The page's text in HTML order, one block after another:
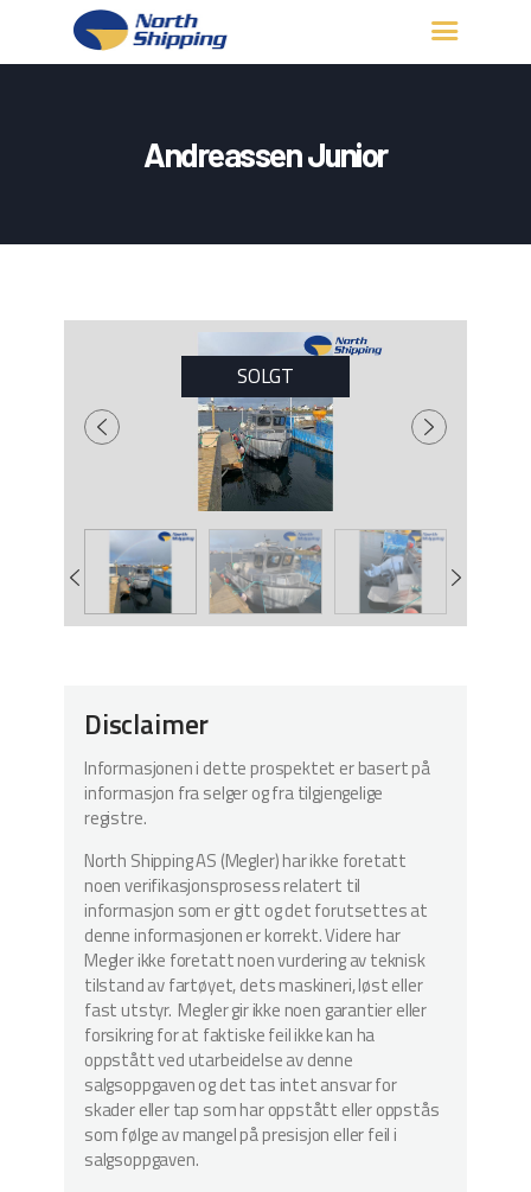
Andreassen Junior
OM OSS
KONTAKT OSS
SOLGT
Disclaimer
Informasjonen i dette prospektet er basert på
informasjon fra selger og fra tilgjengelige
registre.
North Shipping AS (Megler) har ikke foretatt
noen verifikasjonsprosess relatert til
informasjon som er gitt og det forutsettes at
denne informasjonen er korrekt. Videre har
Megler ikke foretatt noen vurdering av teknisk
tilstand av fartøyet, dets maskineri, løst eller
fast utstyr. Megler gir ikke noen garantier eller
forsikring for at faktiske feil ikke kan ha
oppstått ved utarbeidelse av denne
salgsoppgaven og det tas intet ansvar for
skader eller tap som har oppstått eller oppstås
som følge av mangel på presisjon eller feil i
salgsoppgaven.